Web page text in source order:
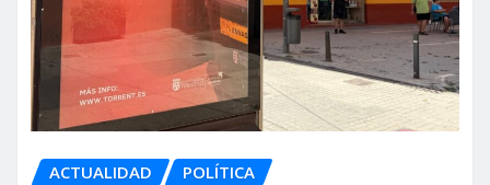
ACTUALIDAD POLÍTICA